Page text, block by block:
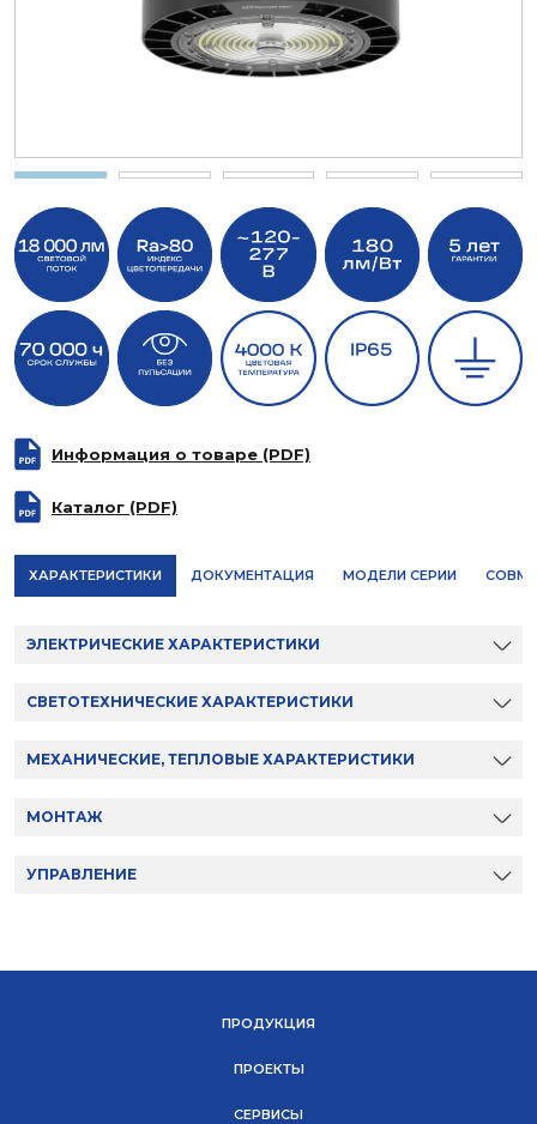
Информация о товаре (PDF)
Каталог (PDF)
ХАРАКТЕРИСТИКИ ДОКУМЕНТАЦИЯ МОДЕЛИ СЕРИИ
ЭЛЕКТРИЧЕСКИЕ ХАРАКТЕРИСТИКИ
СВЕТОТЕХНИЧЕСКИЕ ХАРАКТЕРИСТИКИ
МЕХАНИЧЕСКИЕ, ТЕПЛОВЫЕ ХАРАКТЕРИСТИКИ
МОНТАЖ
УПРАВЛЕНИЕ
ПРОДУКЦИЯ
ПРОЕКТЫ
СЕРВИСЫ